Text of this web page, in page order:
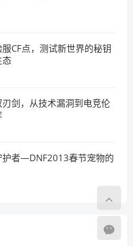
CF点，测试新世界的秘钥
态
剑，从技术漏洞到电竞伦
护者—DNF2013春节宠物的